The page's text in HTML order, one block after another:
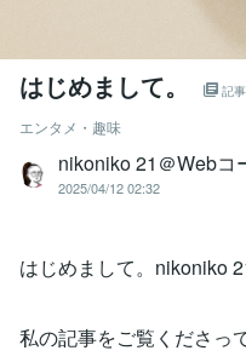
はじめまして。 記事
エンタメ・趣味
nikoniko 21＠Webコ
2025/04/12 02:32
はじめまして。nikoniko
私の記事をご覧くださっ